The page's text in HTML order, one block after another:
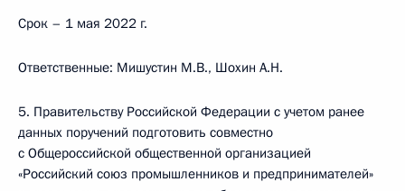
Срок – 1 мая 2022 г.
Ответственные: Мишустин М.В., Шохин А.Н.
5. Правительству Российской Федерации с учетом ранее
данных поручений подготовить совместно
с Общероссийской общественной организацией
«Российский союз промышленников и предпринимателей»